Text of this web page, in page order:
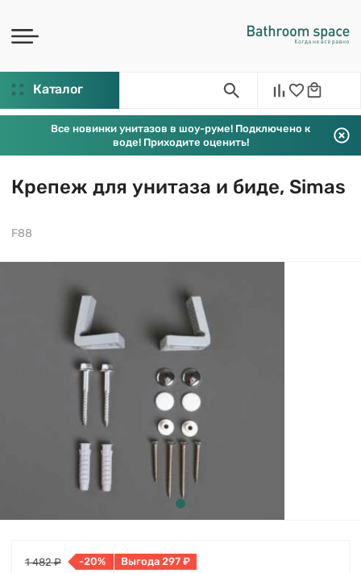
Каталог
Все новинки унитазов в шоу-руме! Подключено к
воде! Приходите оценить!
Крепеж для унитаза и биде, Simas
F88
1 482 ₽ -20% Выгода 297 ₽